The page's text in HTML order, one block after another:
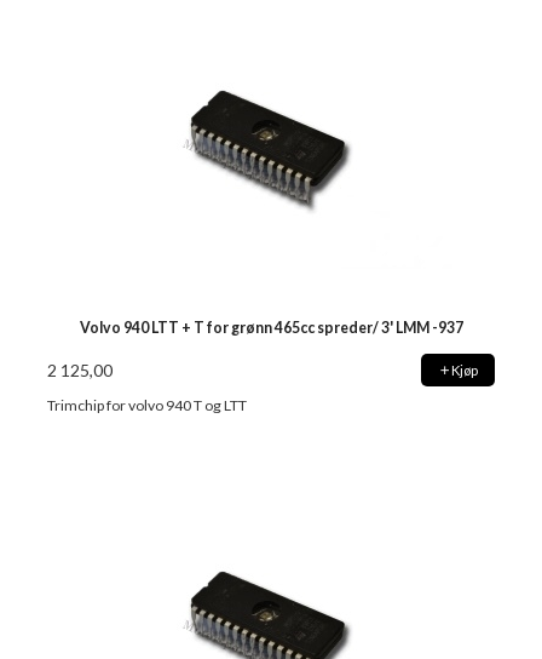
Volvo 940 LTT + T for grønn 465cc spreder/ 3' LMM -937
2 125,00 Kjøp
Trimchip for volvo 940 T og LTT